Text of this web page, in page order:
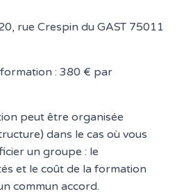
rue Crespin du GAST 75011
: 380 € par
peut être organisée
dans le cas où vous
un groupe : le
et le coût de la formation
commun accord.